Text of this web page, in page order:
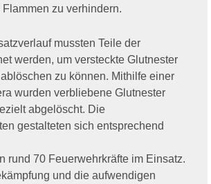
zu verhindern.
mussten Teile der
werden, um versteckte Glutnester
zu können. Mithilfe einer
wurden verbliebene Glutnester
abgelöscht. Die
gestalteten sich entsprechend
rund 70 Feuerwehrkräfte im Einsatz.
und die aufwendigen